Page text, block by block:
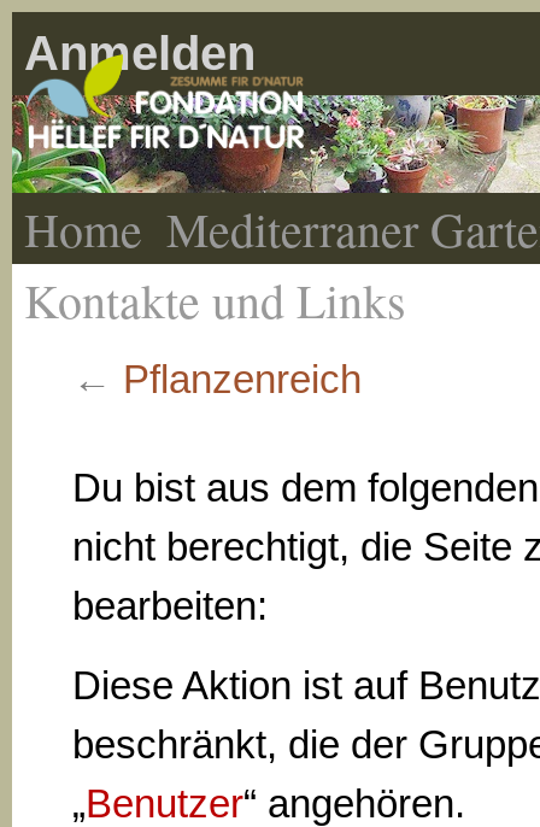
Anmelden
Home Mediterraner
Kontakte und Links
← Pflanzenreich
Du bist aus dem
nicht berechtigt, die Seite
bearbeiten:
Diese Aktion ist auf
beschränkt, die der
„Benutzer“ angehören.